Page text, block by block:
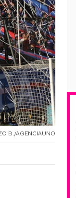
B./AGENCIAUNO